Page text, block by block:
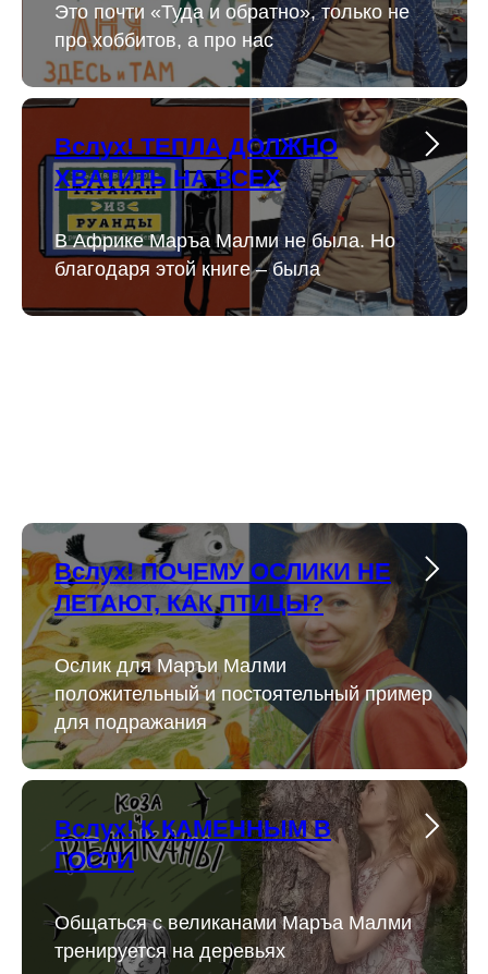
Это почти «Туда и обратно», только не
про хоббитов, а про нас
Вслух! ТЕПЛА ДОЛЖНО
ХВАТИТЬ НА ВСЕХ
В Африке Маръа Малми не была. Но
благодаря этой книге – была
Вслух! ПОЧЕМУ ОСЛИКИ НЕ
ЛЕТАЮТ, КАК ПТИЦЫ?
Ослик для Маръи Малми
положительный и постоятельный пример
для подражания
Вслух! К КАМЕННЫМ В
ГОСТИ
Общаться с великанами Маръа Малми
тренируется на деревьях